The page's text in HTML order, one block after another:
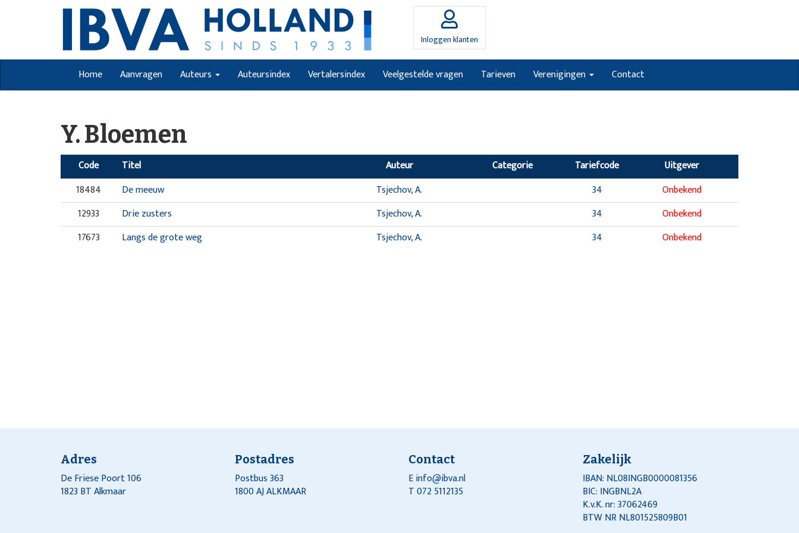
Inloggen klanten
Home Aanvragen Auteurs Auteursindex Vertalersindex Veelgestelde vragen Tarieven Verenigingen Contact
Y. Bloemen
Code Titel Auteur Categorie Tariefcode
Uitgever
18484
De meeuw Tsjechov, A. 34
Onbekend
12933
Drie zusters Tsjechov, A. 34
Onbekend
17673
Langs de grote weg Tsjechov, A. 34 Onbekend
Adres
De Friese Poort 106
1823 BT Alkmaar
Postadres
Postbus 363
1800 AJ ALKMAAR
Contact
Einfo@ibva.nl
T 072 5112135
Zakelijk
IBAN: NL08INGB0000081356
BIC: INGBNL2A
K.v.K. nr: 37062469
BTW NR NL801525809B01